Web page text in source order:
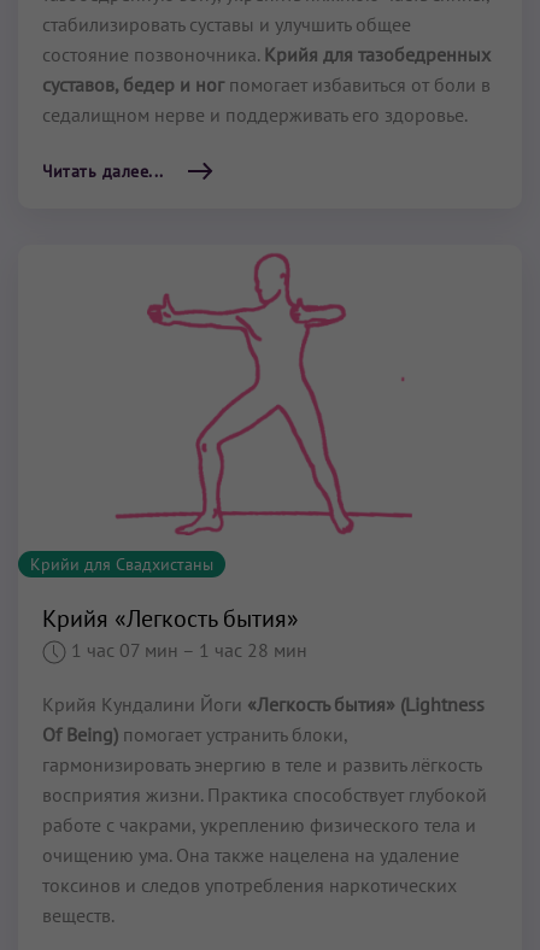
стабилизировать суставы и улучшить общее
состояние позвоночника. Крийя для тазобедренных
суставов, бедер и ногпомогает избавиться от боли в
седалищном нерве и поддерживать его здоровье.
Читать далее...
Крийи для Свадхистаны
Крийя «Легкость бытия»
1 час 07 мин – 1 час 28 мин
Крийя Кундалини Йоги «Легкость бытия» (Lightness
Of Being) помогает устранить блоки,
гармонизировать энергию в теле и развить лёгкость
восприятия жизни. Практика способствует глубокой
работе с чакрами, укреплению физического тела и
очищению ума. Она также нацелена на удаление
токсинов и следов употребления наркотических
веществ.